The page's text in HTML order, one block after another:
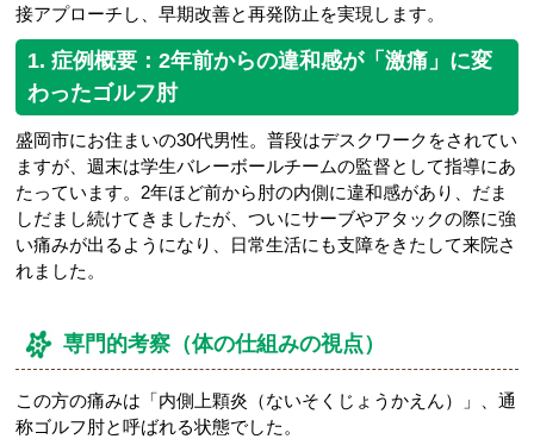
接アプローチし、早期改善と再発防止を実現します。
1. 症例概要：2年前からの違和感が「激痛」に変
わったゴルフ肘
盛岡市にお住まいの30代男性。普段はデスクワークをされてい
ますが、週末は学生バレーボールチームの監督として指導にあ
たっています。2年ほど前から肘の内側に違和感があり、だま
しだまし続けてきましたが、ついにサーブやアタックの際に強
い痛みが出るようになり、日常生活にも支障をきたして来院さ
れました。
専門的考察（体の仕組みの視点）
この方の痛みは「内側上顆炎（ないそくじょうかえん）」、通
称ゴルフ肘と呼ばれる状態でした。